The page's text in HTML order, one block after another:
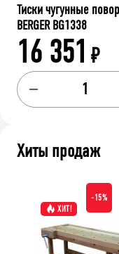
Тиски чугунные
BERGER BG1338
16 351 ₽
Хиты продаж
ХИТ!
-15%